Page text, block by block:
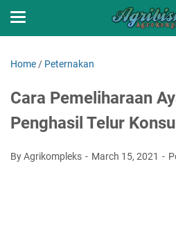
Home / Peternakan
Cara Pemeliharaan
Penghasil Telur
By Agrikompleks March 15, 2021